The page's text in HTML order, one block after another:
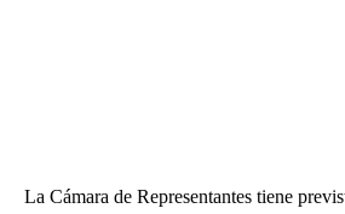
La Cámara de Representantes tiene